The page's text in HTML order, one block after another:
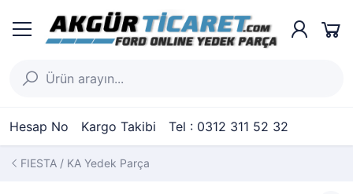
Hesap No Kargo Takibi Tel : 0312 311 52 32
FIESTA / KA Yedek Parça